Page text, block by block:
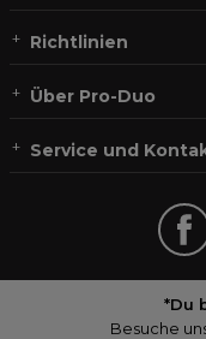
Richtlinien
Über Pro-Duo
Service und
*Du
Besuche